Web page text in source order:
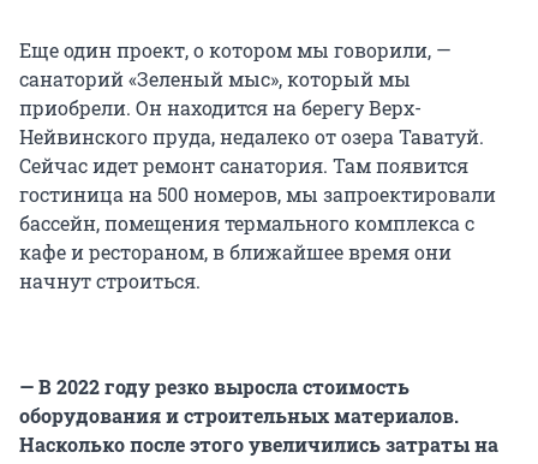
Еще один проект, о котором мы говорили, —
санаторий «Зеленый мыс», который мы
приобрели. Он находится на берегу Верх-
Нейвинского пруда, недалеко от озера Таватуй.
Сейчас идет ремонт санатория. Там появится
гостиница на 500 номеров, мы запроектировали
бассейн, помещения термального комплекса с
кафе и рестораном, в ближайшее время они
начнут строиться.
— В 2022 году резко выросла стоимость
оборудования и строительных материалов.
Насколько после этого увеличились затраты на